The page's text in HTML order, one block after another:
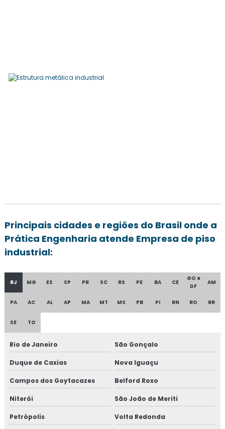
Principais cidades e regiões do Brasil onde a
Prática Engenharia atende Empresa de piso
industrial:
RJ MG ES SP PR SC RS PE BA CE
GO e
DF
AM
PA AC AL AP MA MT MS PB PI RN RO RR
SE TO
Rio de Janeiro São Gonçalo
Duque de Caxias Nova Iguaçu
Campos dos Goytacazes Belford Roxo
Niterói São João de Meriti
Petrópolis Volta Redonda